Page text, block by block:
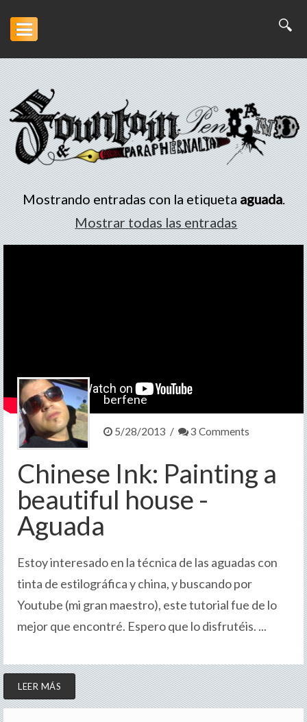
Inicio
Artesanía
Escritura
Arte
Portofolio
>
Mostrando entradas con la etiquetaaguada.
Mostrar todas las entradas
berfene
5/28/2013 / 3 Comments
Chinese Ink: Painting a
beautiful house -
Aguada
Estoy interesado en la técnica de las aguadas con
tinta de estilográfica y china, y buscando por
Youtube (mi gran maestro), este tutorial fue de lo
mejor que encontré. Espero que lo disfrutéis. ...
LEER MÁS